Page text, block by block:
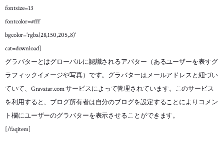
fontsize=13
fontcolor=#fff
bgcolor=’rgba(28,150,205,.8)’
cat=download]
グラバターとはグローバルに認識されるアバター（あるユーザーを表すグ
ラフィックイメージや写真）です。グラバターはメールアドレスと紐づい
ていて、Gravatar.com サービスによって管理されています。このサービス
を利用すると、ブログ所有者は自分のブログを設定することによりコメン
ト欄にユーザーのグラバターを表示させることができます。
[/faqitem]